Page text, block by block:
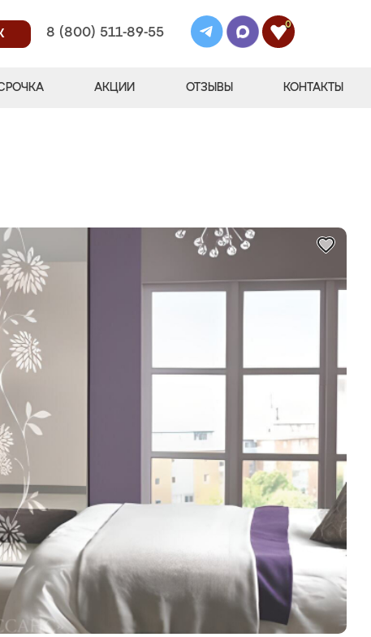
8 (800) 511-89-55
0
АКЦИИ ОТЗЫВЫ КОНТАКТЫ